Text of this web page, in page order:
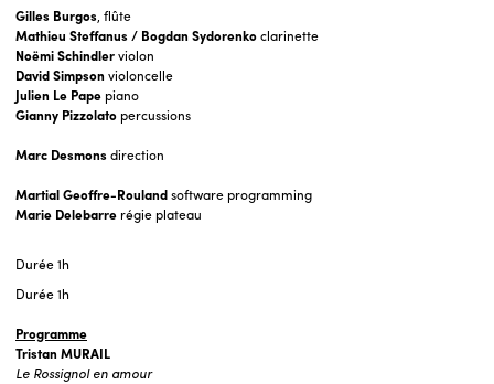
Gilles Burgos, flûte
Mathieu Steffanus / Bogdan Sydorenkoclarinette
Noëmi Schindlerviolon
David Simpson violoncelle
Julien Le Pape piano
Gianny Pizzolato percussions
Marc Desmonsdirection
Martial Geoffre-Roulandsoftware programming
Marie Delebarre régie plateau
Durée1h
Durée 1h
Programme
Tristan MURAIL
Le Rossignol en amour